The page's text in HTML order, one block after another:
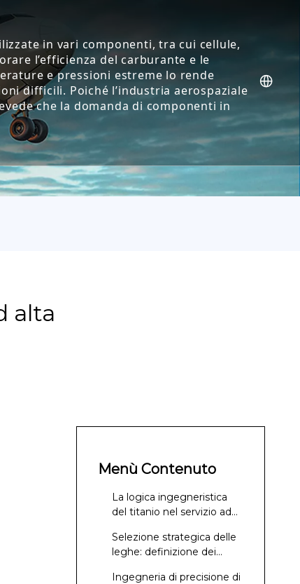
in vari componenti, tra cui cellule,
l’efficienza del carburante e le
e pressioni estreme lo rende
difficili. Poiché l’industria aerospaziale
che la domanda di componenti in
alta
Menù Contenuto
La logica ingegneristica
del titanio nel servizio ad
Selezione strategica delle
leghe: definizione dei
Ingegneria di precisione di